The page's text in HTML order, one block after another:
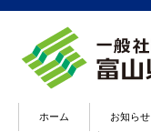
ホーム お知らせ